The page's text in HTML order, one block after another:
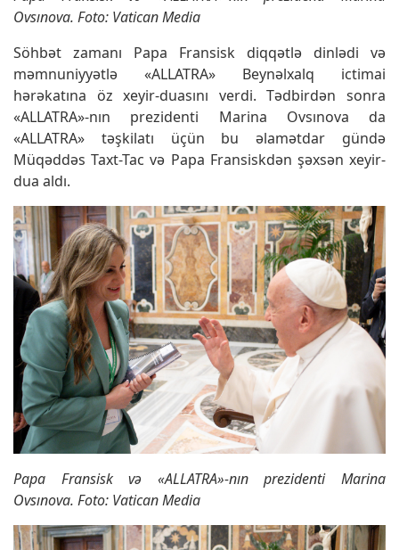
Ovsınova. Foto: Vatican Media
Söhbət zamanı Papa Fransisk diqqətlə dinlədi və
məmnuniyyətlə «ALLATRA» Beynəlxalq ictimai
hərəkatına öz xeyir-duasını verdi. Tədbirdən sonra
«ALLATRA»-nın prezidenti Marina Ovsınova da
«ALLATRA» təşkilatı üçün bu əlamətdar gündə
Müqəddəs Taxt-Tac və Papa Fransiskdən şəxsən xeyir-
dua aldı.
Papa Fransisk və «ALLATRA»-nın prezidenti Marina
Ovsınova. Foto: Vatican Media